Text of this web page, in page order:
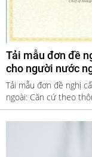
Tải mẫu đơn đề
cho người nước
Tải mẫu đơn đề nghị
ngoài: Căn cứ theo